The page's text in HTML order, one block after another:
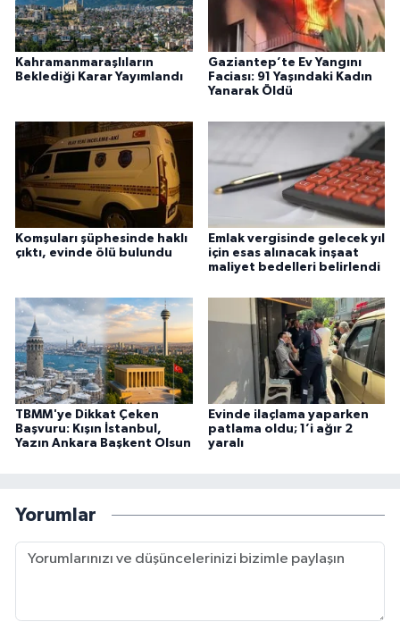
Kahramanmaraşlıların
Beklediği Karar Yayımlandı
Gaziantep’te Ev Yangını
Faciası: 91 Yaşındaki Kadın
Yanarak Öldü
Komşuları şüphesinde haklı
çıktı, evinde ölü bulundu
Emlak vergisinde gelecek yıl
için esas alınacak inşaat
maliyet bedelleri belirlendi
TBMM'ye Dikkat Çeken
Başvuru: Kışın İstanbul,
Yazın Ankara Başkent Olsun
Evinde ilaçlama yaparken
patlama oldu; 1’i ağır 2
yaralı
Yorumlar